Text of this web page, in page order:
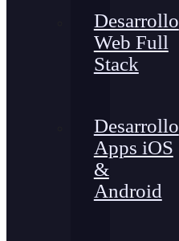
Desarrollo
Web Full
Stack
Desarrollo
Apps iOS
&
Android